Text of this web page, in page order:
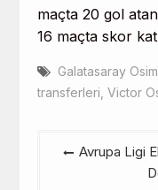
maçta 20 gol
16 maçta skor
Galatasaray
transferleri Victor
Avrupa Ligi